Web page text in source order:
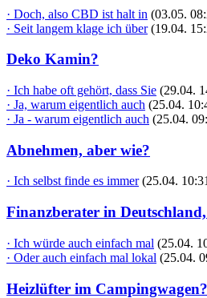
· Doch, also CBD ist halt in (03.05.
· Seit langem klage ich über (19.04.
Deko Kamin?
· Ich habe oft gehört, dass Sie (29.04.
· Ja, warum eigentlich auch (25.04.
· Ja - warum eigentlich auch (25.04.
Abnehmen, aber wie?
· Ich selbst finde es immer (25.04.
Finanzberater in
· Ich würde auch einfach mal (25.04.
· Oder auch einfach mal lokal (25.04.
Heizlüfter im Campingwagen?